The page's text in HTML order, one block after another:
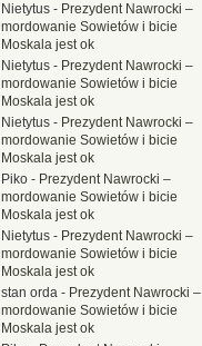
Nietytus - Prezydent Nawrocki –
mordowanie Sowietów i bicie
Moskala jest ok
Nietytus - Prezydent Nawrocki –
mordowanie Sowietów i bicie
Moskala jest ok
Nietytus - Prezydent Nawrocki –
mordowanie Sowietów i bicie
Moskala jest ok
Piko - Prezydent Nawrocki –
mordowanie Sowietów i bicie
Moskala jest ok
Nietytus - Prezydent Nawrocki –
mordowanie Sowietów i bicie
Moskala jest ok
stan orda - Prezydent Nawrocki –
mordowanie Sowietów i bicie
Moskala jest ok